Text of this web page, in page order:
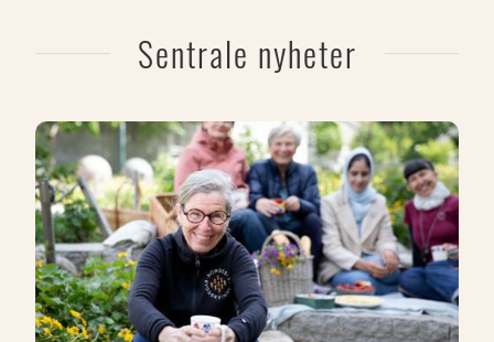
Sentrale nyheter